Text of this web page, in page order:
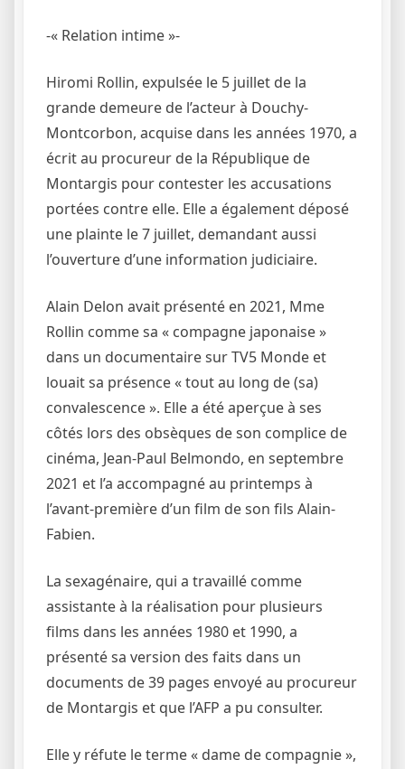
-« Relation intime »-
Hiromi Rollin, expulsée le 5 juillet de la
grande demeure de l’acteur à Douchy-
Montcorbon, acquise dans les années 1970, a
écrit au procureur de la République de
Montargis pour contester les accusations
portées contre elle. Elle a également déposé
une plainte le 7 juillet, demandant aussi
l’ouverture d’une information judiciaire.
Alain Delon avait présenté en 2021, Mme
Rollin comme sa « compagne japonaise »
dans un documentaire sur TV5 Monde et
louait sa présence « tout au long de (sa)
convalescence ». Elle a été aperçue à ses
côtés lors des obsèques de son complice de
cinéma, Jean-Paul Belmondo, en septembre
2021 et l’a accompagné au printemps à
l’avant-première d’un film de son fils Alain-
Fabien.
La sexagénaire, qui a travaillé comme
assistante à la réalisation pour plusieurs
films dans les années 1980 et 1990, a
présenté sa version des faits dans un
documents de 39 pages envoyé au procureur
de Montargis et que l’AFP a pu consulter.
Elle y réfute le terme « dame de compagnie »,